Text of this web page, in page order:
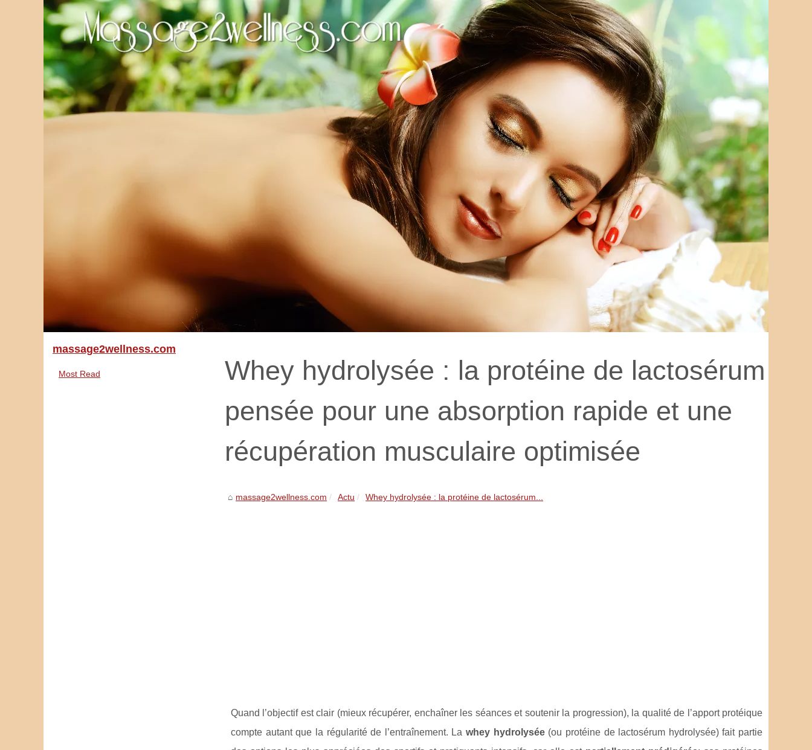
Whey hydrolysée : la protéine de lactosérum
pensée pour une absorption rapide et une
récupération musculaire optimisée
massage2wellness.com Actu Whey hydrolysée : la protéine de lactosérum...
Quand l’objectif est clair (mieux récupérer, enchaîner les séances et soutenir la progression), la qualité de l’apport protéique
compte autant que la régularité de l’entraînement. La whey hydrolysée(ou protéine de lactosérum hydrolysée) fait partie
massage2wellness.com
Most Read